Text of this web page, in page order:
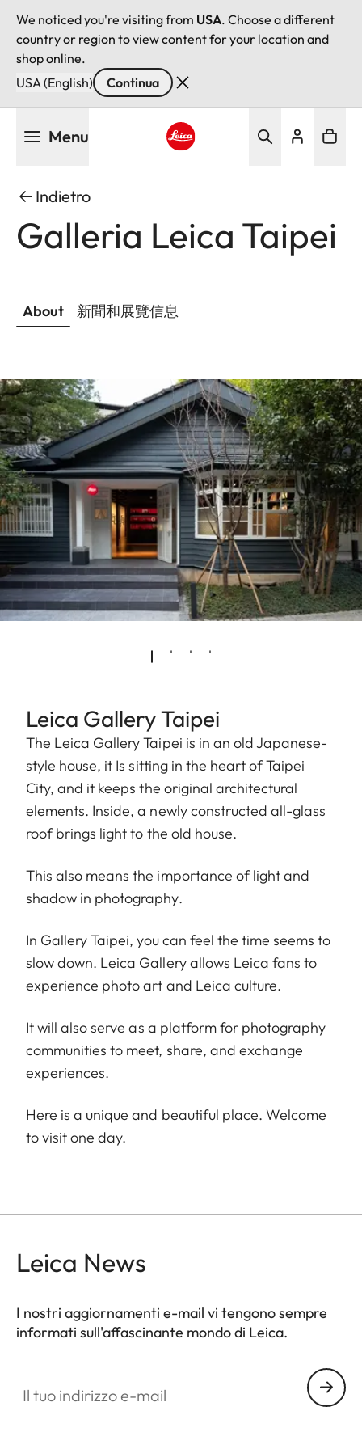
We noticed you're visiting from USA. Choose a different
country or region to view content for your location and
shop online.
USA (English)
Continua
Menu
Indietro
Galleria Leica Taipei
About 新聞和展覽信息
Leica Gallery Taipei
The Leica Gallery Taipei is in an old Japanese-
style house, it Is sitting in the heart of Taipei
City, and it keeps the original architectural
elements. Inside, a newly constructed all-glass
roof brings light to the old house.
This also means the importance of light and
shadow in photography.
In Gallery Taipei, you can feel the time seems to
slow down. Leica Gallery allows Leica fans to
experience photo art and Leica culture.
It will also serve as a platform for photography
communities to meet, share, and exchange
experiences.
Here is a unique and beautiful place. Welcome
to visit one day.
Leica News
I nostri aggiornamenti e-mail vi tengono sempre
informati sull'affascinante mondo di Leica.